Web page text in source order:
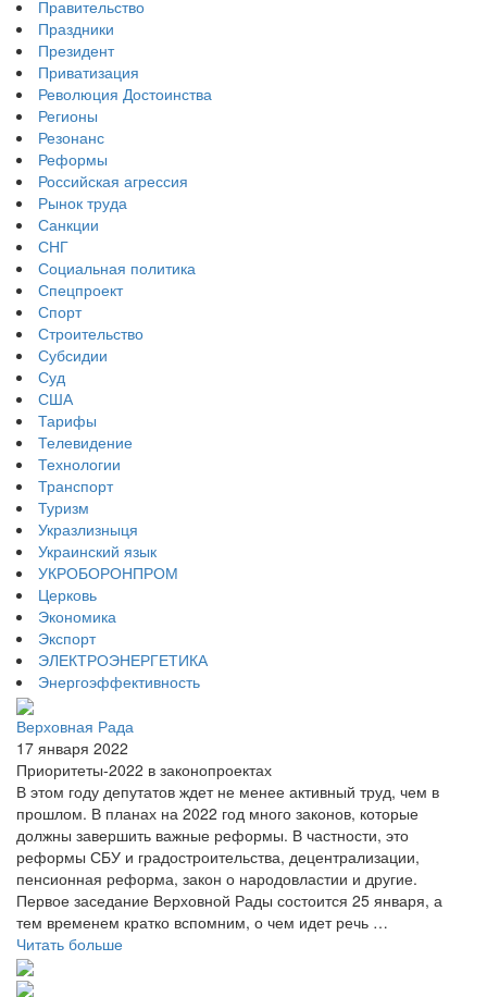
Правительство
Праздники
Президент
Приватизация
Революция Достоинства
Регионы
Резонанс
Реформы
Российская агрессия
Рынок труда
Санкции
СНГ
Социальная политика
Спецпроект
Спорт
Строительство
Субсидии
Суд
США
Тарифы
Телевидение
Технологии
Транспорт
Туризм
Укразлизныця
Украинский язык
УКРОБОРОНПРОМ
Церковь
Экономика
Экспорт
ЭЛЕКТРОЭНЕРГЕТИКА
Энергоэффективность
Верховная Рада
17 января 2022
Приоритеты-2022 в законопроектах
В этом году депутатов ждет не менее активный труд, чем в
прошлом. В планах на 2022 год много законов, которые
должны завершить важные реформы. В частности, это
реформы СБУ и градостроительства, децентрализации,
пенсионная реформа, закон о народовластии и другие.
Первое заседание Верховной Рады состоится 25 января, а
тем временем кратко вспомним, о чем идет речь …
Читать больше